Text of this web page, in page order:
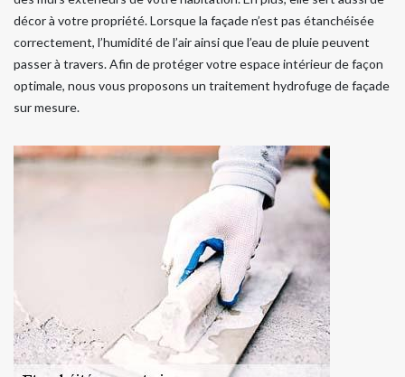
décor à votre propriété. Lorsque la façade n’est pas étanchéisée
correctement, l’humidité de l’air ainsi que l’eau de pluie peuvent
passer à travers. Afin de protéger votre espace intérieur de façon
optimale, nous vous proposons un traitement hydrofuge de façade
sur mesure.